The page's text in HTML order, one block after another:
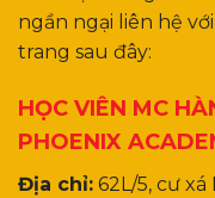
ngần ngại liên hệ với
trang sau đây:
HỌC VIÊN MC
PHOENIX
Địa chỉ: 62L/5, cư